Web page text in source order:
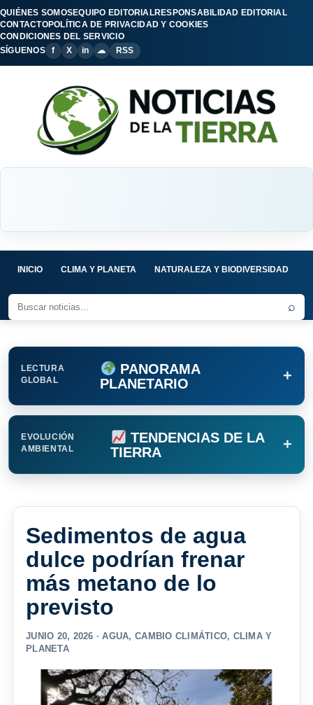
QUIÉNES SOMOSEQUIPO EDITORIALRESPONSABILIDAD EDITORIAL
CONTACTOPOLÍTICA DE PRIVACIDAD Y COOKIES
CONDICIONES DEL SERVICIO
SÍGUENOS
f X in ☁ RSS
INICIO CLIMA Y PLANETA NATURALEZA Y BIODIVERSIDAD
⌕
LECTURA
GLOBAL
PANORAMA
PLANETARIO
+
EVOLUCIÓN
AMBIENTAL
TENDENCIAS DE LA
TIERRA
+
Sedimentos de agua
dulce podrían frenar
más metano de lo
previsto
JUNIO 20, 2026 ·AGUA, CAMBIO CLIMÁTICO, CLIMA Y
PLANETA